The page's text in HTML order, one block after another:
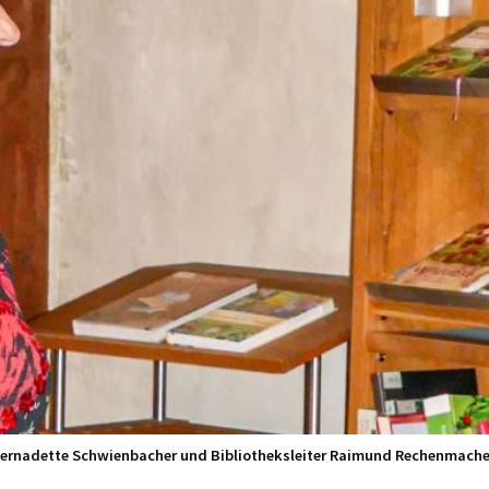
Schwienbacher und Bibliotheksleiter Raimund